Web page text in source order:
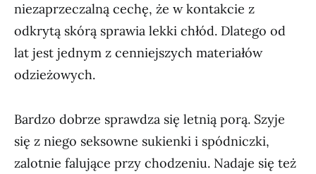
niezaprzeczalną cechę, że w kontakcie z
odkrytą skórą sprawia lekki chłód. Dlatego od
lat jest jednym z cenniejszych materiałów
odzieżowych.
Bardzo dobrze sprawdza się letnią porą. Szyje
się z niego seksowne sukienki i spódniczki,
zalotnie falujące przy chodzeniu. Nadaje się też